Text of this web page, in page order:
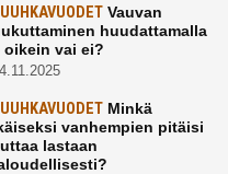
Vauvan
huudattamalla
oikein vai ei?
Minkä
vanhempien pitäisi
lastaan